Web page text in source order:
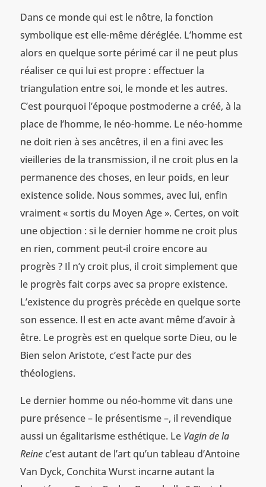
Dans ce monde qui est le nôtre, la fonction
symbolique est elle-même déréglée. L’homme est
alors en quelque sorte périmé car il ne peut plus
réaliser ce qui lui est propre : effectuer la
triangulation entre soi, le monde et les autres.
C’est pourquoi l’époque postmoderne a créé, à la
place de l’homme, le néo-homme. Le néo-homme
ne doit rien à ses ancêtres, il en a fini avec les
vieilleries de la transmission, il ne croit plus en la
permanence des choses, en leur poids, en leur
existence solide. Nous sommes, avec lui, enfin
vraiment « sortis du Moyen Age ». Certes, on voit
une objection : si le dernier homme ne croit plus
en rien, comment peut-il croire encore au
progrès ? Il n’y croit plus, il croit simplement que
le progrès fait corps avec sa propre existence.
L’existence du progrès précède en quelque sorte
son essence. Il est en acte avant même d’avoir à
être. Le progrès est en quelque sorte Dieu, ou le
Bien selon Aristote, c’est l’acte pur des
théologiens.
Le dernier homme ou néo-homme vit dans une
pure présence – le présentisme –, il revendique
aussi un égalitarisme esthétique. Le Vagin de la
Reinec’est autant de l’art qu’un tableau d’Antoine
Van Dyck, Conchita Wurst incarne autant la